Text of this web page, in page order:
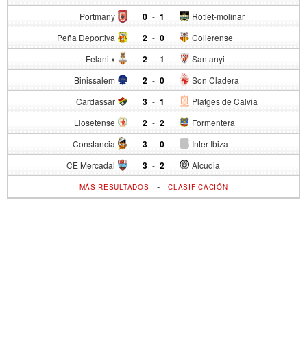
Portmany 0 - Rotlet-molinar
1
Peña Deportiva 2 - Collerense
0
Felanitx 2 - Santanyi
1
Binissalem 2 - Son Cladera
0
Cardassar 3 - Platges de Calvia
1
Llosetense 2 - Formentera
2
Constancia 3 - Inter Ibiza
0
CE Mercadal 3 - Alcudia
2
MÁS RESULTADOS -CLASIFICACIÓN